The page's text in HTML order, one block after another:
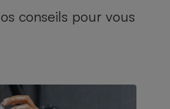
conseils pour vous